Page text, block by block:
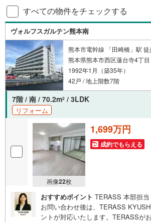
すべての物件をチェックする
ヴォルフスガルテン熊本南
熊本市電幹線 「田崎橋」駅
熊本県熊本市西区蓮台寺4丁目
1992年1月（築35年）
42戸 / 地上階数7階
7階 / 南 / 70.2m2 / 3LDK
リフォーム
画像22枚
1,699万円
成約でもらえる
おすすめポイント TERASS 本部担当
お問い合わせ後は、TERASS
ントが対応いたします。TERASSが